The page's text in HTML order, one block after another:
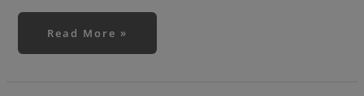
Read More »